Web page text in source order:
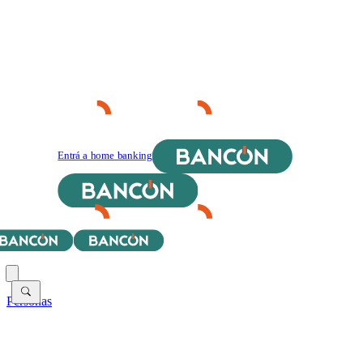
Entrá a home banking
Personas